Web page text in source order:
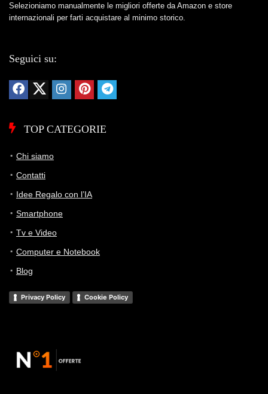
Selezioniamo manualmente le migliori offerte da Amazon e store
internazionali per farti acquistare al minimo storico.
Seguici su:
TOP CATEGORIE
Chi siamo
Contatti
Idee Regalo con l’IA
Smartphone
Tv e Video
Computer e Notebook
Blog
Privacy Policy Cookie Policy